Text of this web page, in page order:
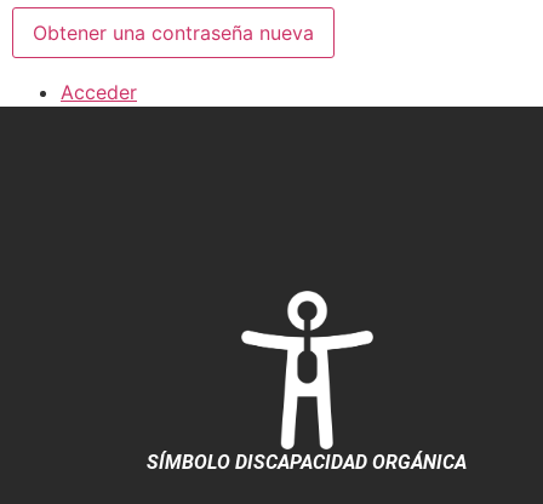
Obtener una contraseña nueva
Acceder
SÍMBOLO DISCAPACIDAD ORGÁNICA